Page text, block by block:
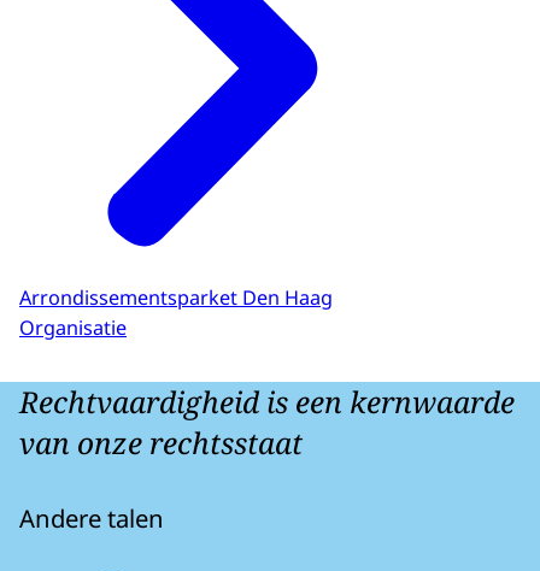
Arrondissementsparket Den Haag
Organisatie
Rechtvaardigheid is een kernwaarde
van onze rechtsstaat
Andere talen